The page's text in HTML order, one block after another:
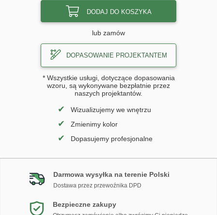
DODAJ DO KOSZYKA
lub zamów
DOPASOWANIE PROJEKTANTEM
* Wszystkie usługi, dotyczące dopasowania
wzoru, są wykonywane bezpłatnie przez
naszych projektantów.
✔ Wizualizujemy we wnętrzu
✔ Zmienimy kolor
✔ Dopasujemy profesjonalne
Darmowa wysyłka na terenie Polski
Dostawa przez przewoźnika DPD
Bezpieczne zakupy